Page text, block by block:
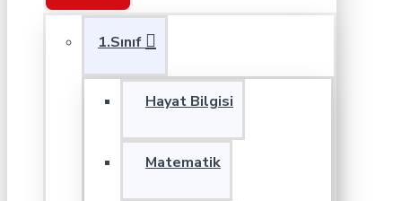
1.Sınıf
Hayat Bilgisi
Matematik